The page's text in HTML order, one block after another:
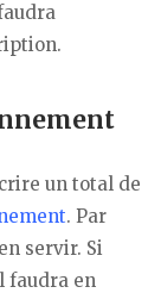
un total de
. Par
servir. Si
faudra en